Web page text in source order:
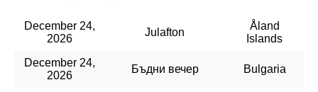
December 24,
2026
Julafton
Åland
Islands
December 24,
2026
Бъдни вечер Bulgaria